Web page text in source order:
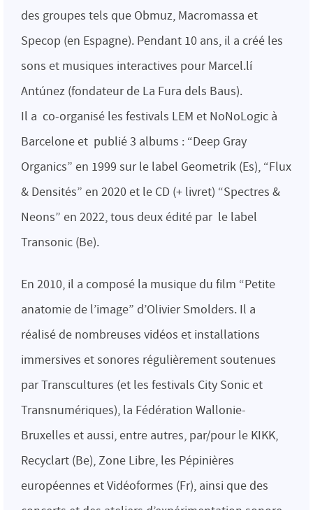
des groupes tels que Obmuz, Macromassa et
Specop (en Espagne). Pendant 10 ans, il a créé les
sons et musiques interactives pour Marcel.lí
Antúnez (fondateur de La Fura dels Baus).
Il a co-organisé les festivals LEM et NoNoLogic à
Barcelone et publié 3 albums : “Deep Gray
Organics” en 1999 sur le label Geometrik (Es), “Flux
& Densités” en 2020 et le CD (+ livret) “Spectres &
Neons” en 2022, tous deux édité par le label
Transonic (Be).
En 2010, il a composé la musique du film “Petite
anatomie de l’image” d’Olivier Smolders. Il a
réalisé de nombreuses vidéos et installations
immersives et sonores régulièrement soutenues
par Transcultures (et les festivals City Sonic et
Transnumériques), la Fédération Wallonie-
Bruxelles et aussi, entre autres, par/pour le KIKK,
Recyclart (Be), Zone Libre, les Pépinières
européennes et Vidéoformes (Fr), ainsi que des